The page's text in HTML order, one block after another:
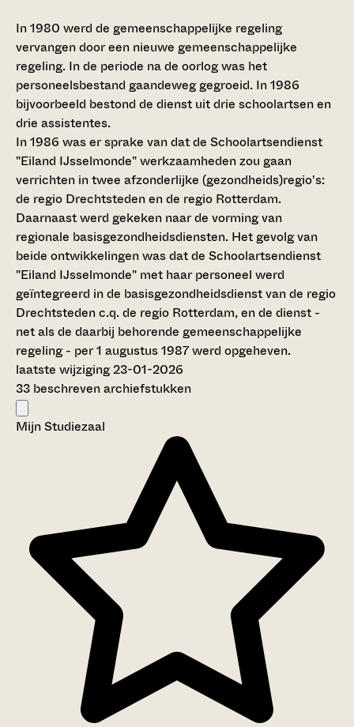
In 1980 werd de gemeenschappelijke regeling
vervangen door een nieuwe gemeenschappelijke
regeling. In de periode na de oorlog was het
personeelsbestand gaandeweg gegroeid. In 1986
bijvoorbeeld bestond de dienst uit drie schoolartsen en
drie assistentes.
In 1986 was er sprake van dat de Schoolartsendienst
"Eiland IJsselmonde" werkzaamheden zou gaan
verrichten in twee afzonderlijke (gezondheids)regio's:
de regio Drechtsteden en de regio Rotterdam.
Daarnaast werd gekeken naar de vorming van
regionale basisgezondheidsdiensten. Het gevolg van
beide ontwikkelingen was dat de Schoolartsendienst
"Eiland IJsselmonde" met haar personeel werd
geïntegreerd in de basisgezondheidsdienst van de regio
Drechtsteden c.q. de regio Rotterdam, en de dienst -
net als de daarbij behorende gemeenschappelijke
regeling - per 1 augustus 1987 werd opgeheven.
laatste wijziging 23-01-2026
33 beschreven archiefstukken
Mijn Studiezaal